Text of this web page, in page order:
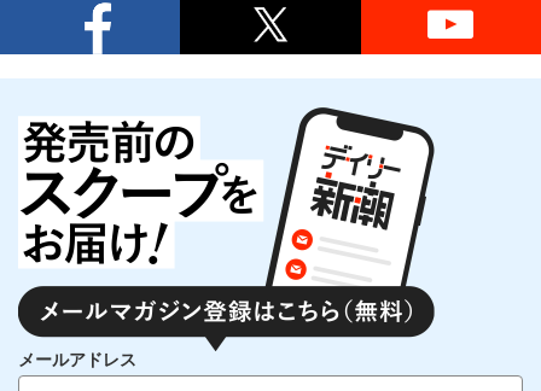
メールアドレス